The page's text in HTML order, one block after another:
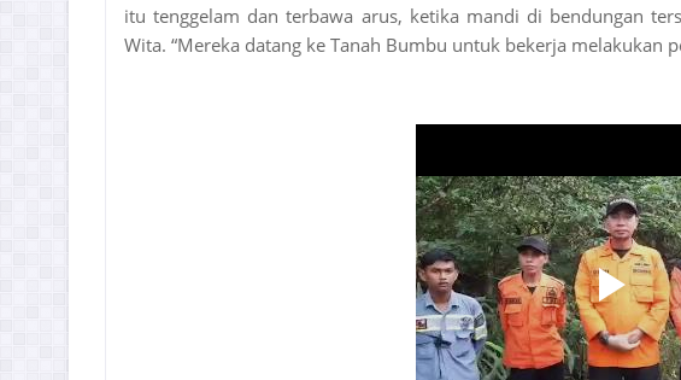
itu tenggelam dan terbawa arus, ketika mandi di bendungan
Wita. “Mereka datang ke Tanah Bumbu untuk bekerja melakukan